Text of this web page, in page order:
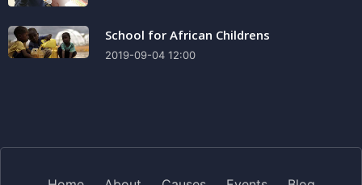
School for African Childrens
2019-09-04 12:00